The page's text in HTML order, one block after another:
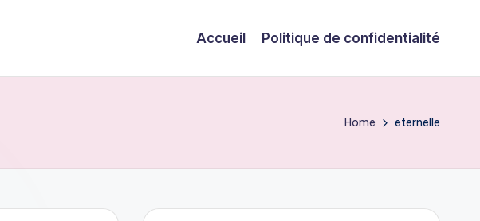
Accueil Politique de confidentialité
Home eternelle